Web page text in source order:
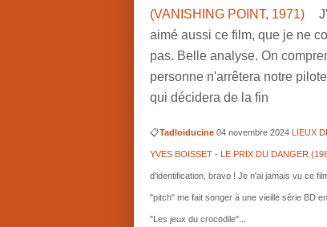
(VANISHING POINT, 1971)
aimé aussi ce film, que je ne
pas. Belle analyse. On
personne n'arrêtera notre
qui décidera de la fin
📋Tadloiducine 04 novembre 2024 LIEUX
YVES BOISSET - LE PRIX DU DANGER
d'identification, bravo ! Je n'ai jamais vu ce
"pitch" me fait songer à une vieille série BD
"Les jeux du crocodile"...